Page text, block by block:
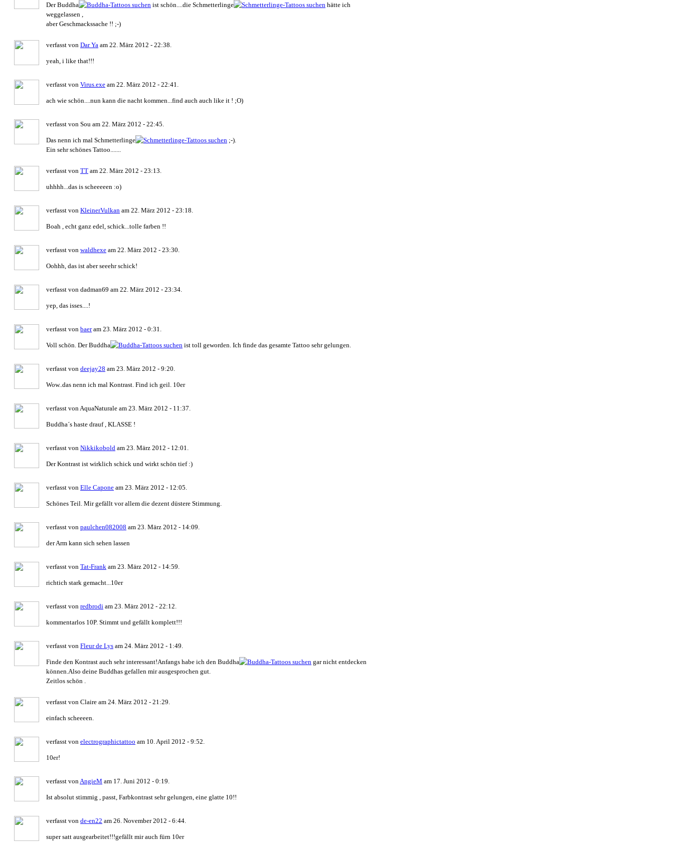
Der Buddha ist schön....die Schmetterlinge
hätte ich
weggelassen ,
aber Geschmackssache !! ;-)
verfasst von Dar Ya am 22. März 2012 - 22:38.
yeah, i like that!!!
verfasst von Virus.exe am 22. März 2012 - 22:41.
ach wie schön....nun kann die nacht kommen...find auch auch like it ! ;O)
verfasst von Sou am 22. März 2012 - 22:45.
Das nenn ich mal Schmetterlinge
;-).
Ein sehr schönes Tattoo.......
verfasst von TT am 22. März 2012 - 23:13.
uhhhh...das is scheeeeen :o)
verfasst von KleinerVulkan am 22. März 2012 - 23:18.
Boah , echt ganz edel, schick...tolle farben !!
verfasst von waldhexe am 22. März 2012 - 23:30.
Oohhh, das ist aber seeehr schick!
verfasst von dadman69 am 22. März 2012 - 23:34.
yep, das isses....!
verfasst von baeram 23. März 2012 - 0:31.
Voll schön. Der Buddha ist toll geworden. Ich finde das gesamte Tattoo sehr gelungen.
verfasst von deejay28 am 23. März 2012 - 9:20.
Wow..das nenn ich mal Kontrast. Find ich geil. 10er
verfasst von AquaNaturale am 23. März 2012 - 11:37.
Buddha´s haste drauf , KLASSE !
verfasst von Nikkikobold am 23. März 2012 - 12:01.
Der Kontrast ist wirklich schick und wirkt schön tief :)
verfasst von Elle Capone am 23. März 2012 - 12:05.
Schönes Teil. Mir gefällt vor allem die dezent düstere Stimmung.
verfasst von paulchen082008 am 23. März 2012 - 14:09.
der Arm kann sich sehen lassen
verfasst von Tat-Frank am 23. März 2012 - 14:59.
richtich stark gemacht...10er
verfasst von redbrodi am 23. März 2012 - 22:12.
kommentarlos 10P. Stimmt und gefällt komplett!!!
verfasst von Fleur de Lys am 24. März 2012 - 1:49.
Finde den Kontrast auch sehr interessant!Anfangs habe ich den Buddha
gar nicht entdecken
können.Also deine Buddhas gefallen mir ausgesprochen gut.
Zeitlos schön .
verfasst von Claire am 24. März 2012 - 21:29.
einfach scheeeen.
verfasst von electrographictattoo am 10. April 2012 - 9:52.
10er!
verfasst von AngieM am 17. Juni 2012 - 0:19.
Ist absolut stimmig , passt, Farbkontrast sehr gelungen, eine glatte 10!!
verfasst von de-en22 am 26. November 2012 - 6:44.
super satt ausgearbeitet!!!gefällt mir auch fürn 10er